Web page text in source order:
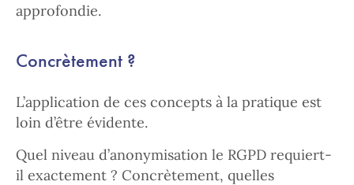
approfondie.
Concrètement ?
L’application de ces concepts à la pratique est
loin d’être évidente.
Quel niveau d’anonymisation le RGPD requiert-
il exactement ? Concrètement, quelles